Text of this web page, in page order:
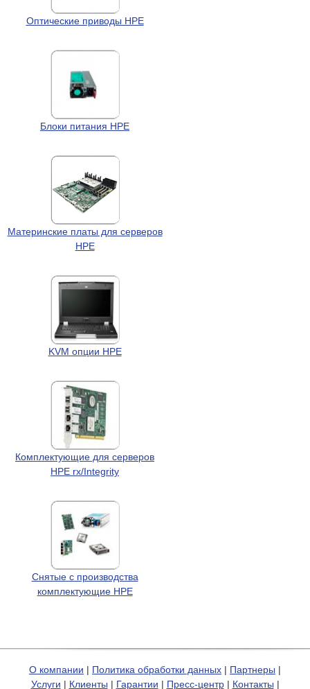
Оптические приводы HPE
Блоки питания HPE
Материнские платы для серверов
HPE
KVM опции HPE
Комплектующие для серверов
HPE rx/Integrity
Снятые с производства
комплектующие HPE
О компании | Политика обработки данных | Партнеры |
Услуги | Клиенты | Гарантии | Пресс-центр| Контакты |